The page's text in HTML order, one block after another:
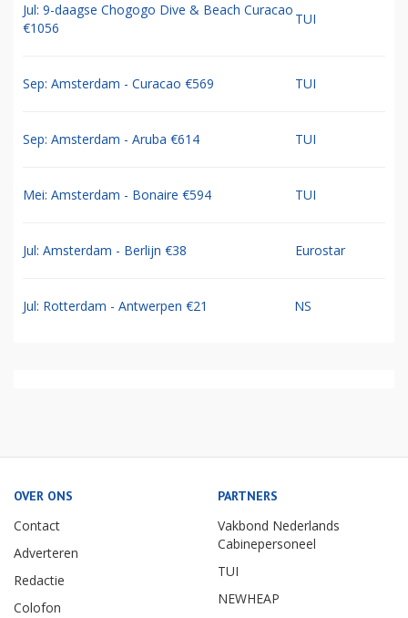
Jul: 9-daagse Chogogo Dive & Beach Curacao
€1056
TUI
Sep: Amsterdam - Curacao €569 TUI
Sep: Amsterdam - Aruba €614 TUI
Mei: Amsterdam - Bonaire €594 TUI
Jul: Amsterdam - Berlijn €38 Eurostar
Jul: Rotterdam - Antwerpen €21 NS
OVER ONS
Contact
Adverteren
Redactie
Colofon
PARTNERS
Vakbond Nederlands
Cabinepersoneel
TUI
NEWHEAP